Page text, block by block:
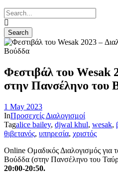
Φεστιβάλ του Wesak
στην Πανσέληνο του
1 May 2023
InΠροσεχείς Διαλογισμοί
Tagalice bailey, djwal khul, wesak,
θιβετανός, υπηρεσία, χριστός
Online Ομαδικός Διαλογισμός για
Βούδδα (στην Πανσέληνο του
20:00-20:50.